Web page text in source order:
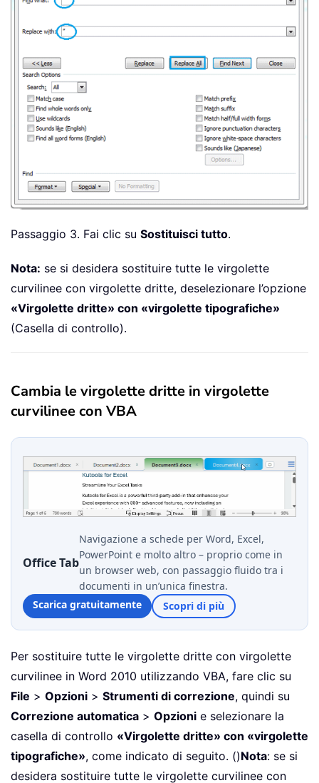
Passaggio 3. Fai clic su Sostituisci tutto.
Nota: se si desidera sostituire tutte le virgolette
curvilinee con virgolette dritte, deselezionare l’opzione
«Virgolette dritte» con «virgolette tipografiche»
(Casella di controllo).
Cambia le virgolette dritte in virgolette
curvilinee con VBA
Office Tab
Navigazione a schede per Word, Excel,
PowerPoint e molto altro – proprio come in
un browser web, con passaggio fluido tra i
documenti in un’unica finestra.
Scarica gratuitamente
Scopri di più
Per sostituire tutte le virgolette dritte con virgolette
curvilinee in Word 2010 utilizzando VBA, fare clic su
File > Opzioni > Strumenti di correzione, quindi su
Correzione automatica > Opzioni e selezionare la
casella di controllo «Virgolette dritte» con «virgolette
tipografiche», come indicato di seguito. ()Nota: se si
desidera sostituire tutte le virgolette curvilinee con